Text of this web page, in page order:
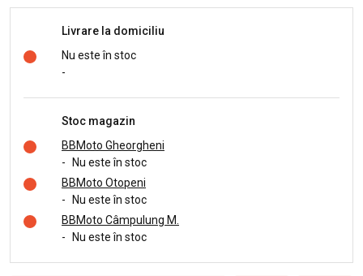
Livrare la domiciliu
Nu este în stoc
-
Stoc magazin
BBMoto Gheorgheni
-
Nu este în stoc
BBMoto Otopeni
-
Nu este în stoc
BBMoto Câmpulung M.
-
Nu este în stoc